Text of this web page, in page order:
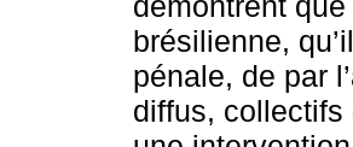
brésilienne,
pénale, de par
diffus,